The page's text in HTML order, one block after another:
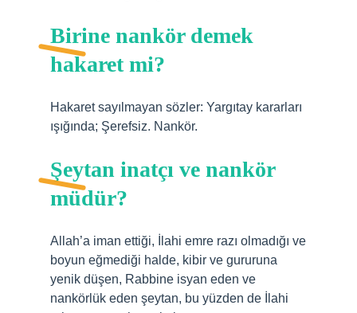
Birine nankör demek
hakaret mi?
Hakaret sayılmayan sözler: Yargıtay kararları
ışığında; Şerefsiz. Nankör.
Şeytan inatçı ve nankör
müdür?
Allah’a iman ettiği, İlahi emre razı olmadığı ve
boyun eğmediği halde, kibir ve gururuna
yenik düşen, Rabbine isyan eden ve
nankörlük eden şeytan, bu yüzden de İlahi